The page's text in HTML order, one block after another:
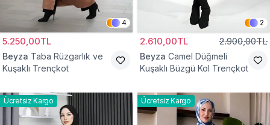
4
5.250,00TL
Beyza Taba Rüzgarlık ve
Kuşaklı Trençkot
2
2.610,00TL 2.900,00TL
Beyza Camel Düğmeli
Kuşaklı Büzgü Kol Trençkot
Ücretsiz Kargo Ücretsiz Kargo